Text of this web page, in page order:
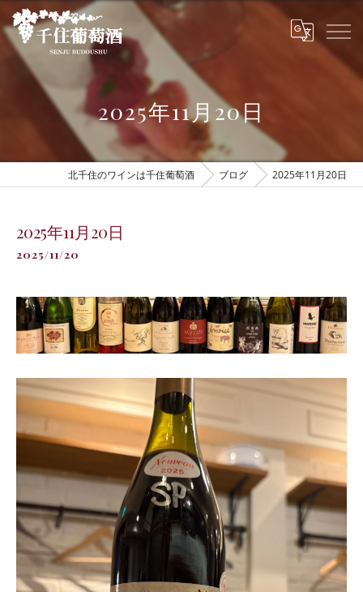
2025年11月20日
北千住のワインは千住葡萄酒 ブログ 2025年11月20日
2025年11月20日
2025/11/20